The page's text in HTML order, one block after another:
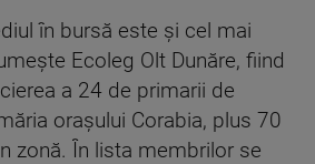
în bursă este și cel mai
Ecoleg Olt Dunăre, fiind
a 24 de primarii de
orașului Corabia, plus 70
zonă. În lista membrilor se